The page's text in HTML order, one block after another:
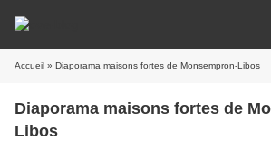
Accueil » Diaporama maisons fortes de Monsempron-Libos
Diaporama maisons fortes de
Libos